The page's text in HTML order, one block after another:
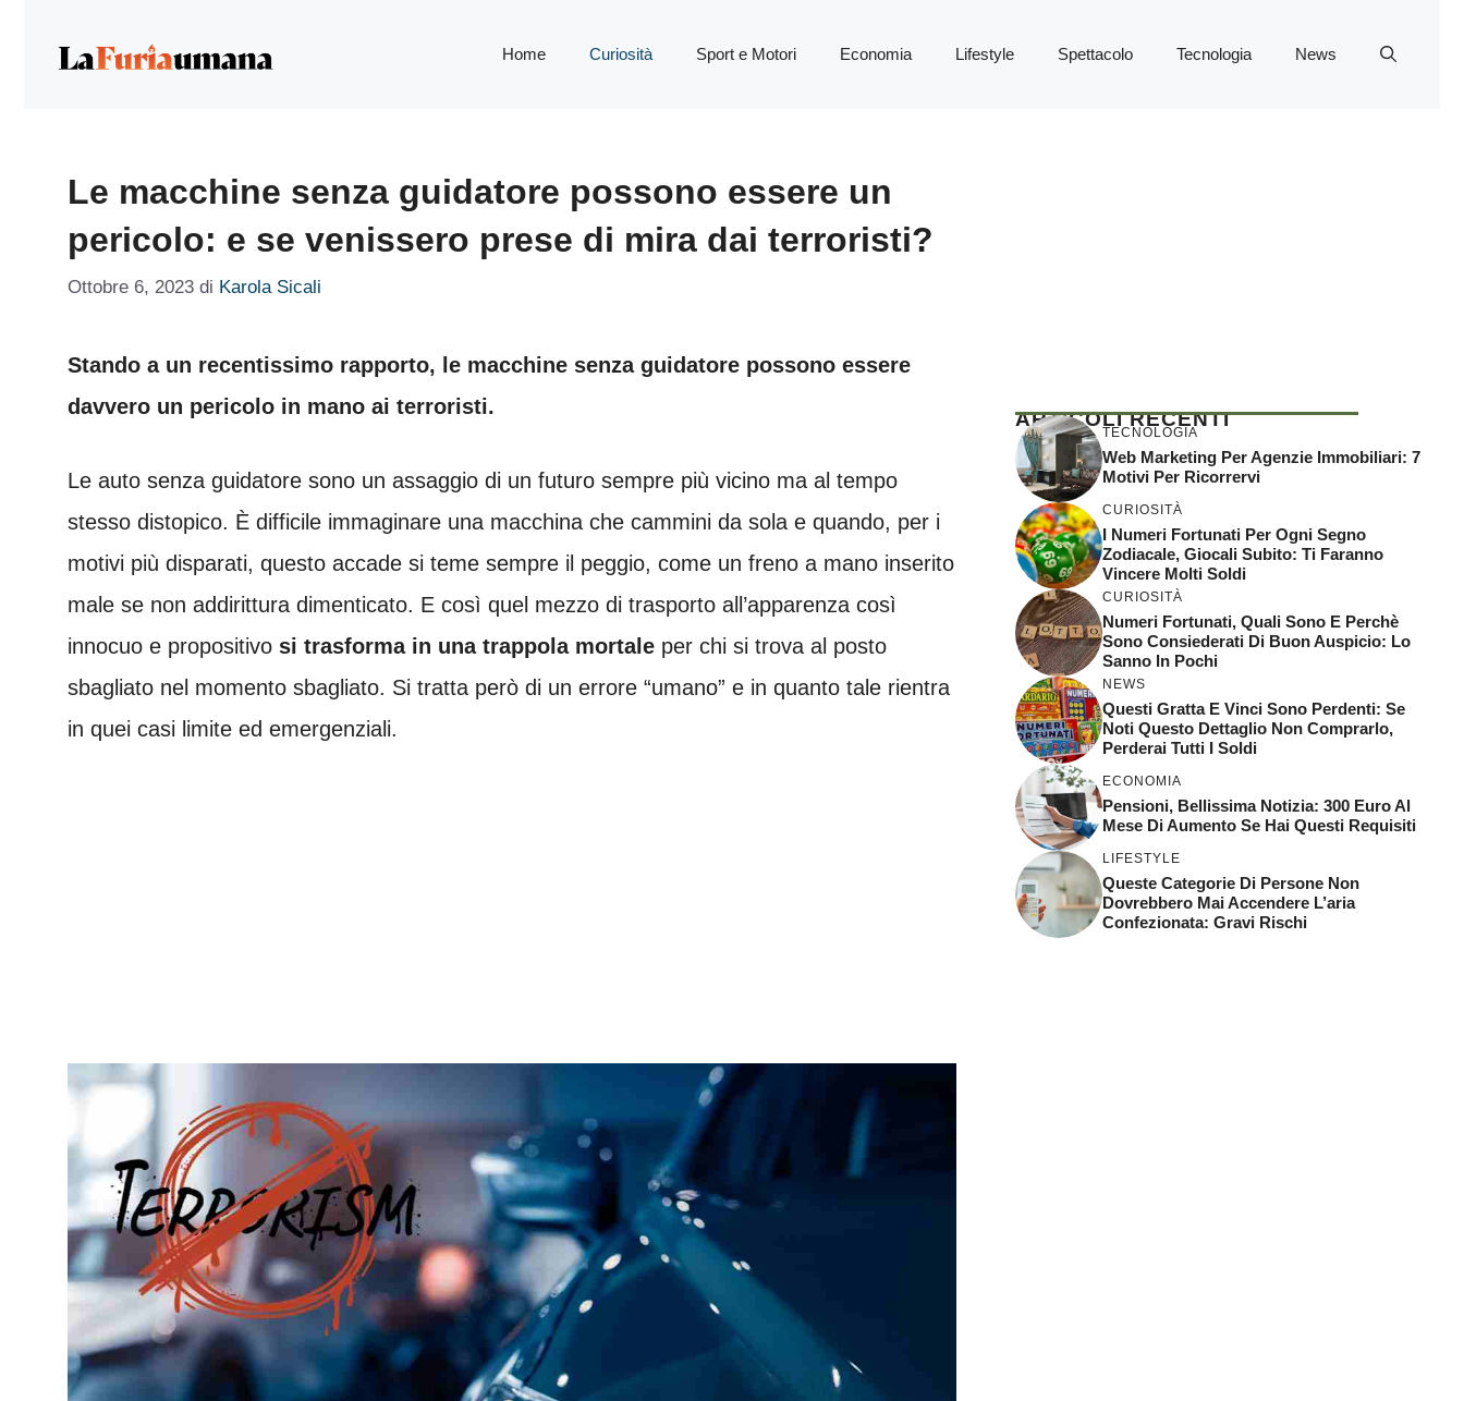
Home Curiosità Sport e Motori Economia Lifestyle Spettacolo Tecnologia News
Le macchine senza guidatore possono essere un
pericolo: e se venissero prese di mira dai terroristi?
Ottobre 6, 2023 di Karola Sicali
Stando a un recentissimo rapporto, le macchine senza guidatore possono essere
davvero un pericolo in mano ai terroristi.
Le auto senza guidatore sono un assaggio di un futuro sempre più vicino ma al tempo
stesso distopico. È difficile immaginare una macchina che cammini da sola e quando, per i
motivi più disparati, questo accade si teme sempre il peggio, come un freno a mano inserito
male se non addirittura dimenticato. E così quel mezzo di trasporto all’apparenza così
innocuo e propositivo si trasforma in una trappola mortale per chi si trova al posto
sbagliato nel momento sbagliato. Si tratta però di un errore “umano” e in quanto tale rientra
in quei casi limite ed emergenziali.
ARTICOLI RECENTI
TECNOLOGIA
Web Marketing Per Agenzie Immobiliari: 7
Motivi Per Ricorrervi
CURIOSITÀ
I Numeri Fortunati Per Ogni Segno
Zodiacale, Giocali Subito: Ti Faranno
Vincere Molti Soldi
CURIOSITÀ
Numeri Fortunati, Quali Sono E Perchè
Sono Consiederati Di Buon Auspicio: Lo
Sanno In Pochi
NEWS
Questi Gratta E Vinci Sono Perdenti: Se
Noti Questo Dettaglio Non Comprarlo,
Perderai Tutti I Soldi
ECONOMIA
Pensioni, Bellissima Notizia: 300 Euro Al
Mese Di Aumento Se Hai Questi Requisiti
LIFESTYLE
Queste Categorie Di Persone Non
Dovrebbero Mai Accendere L’aria
Confezionata: Gravi Rischi